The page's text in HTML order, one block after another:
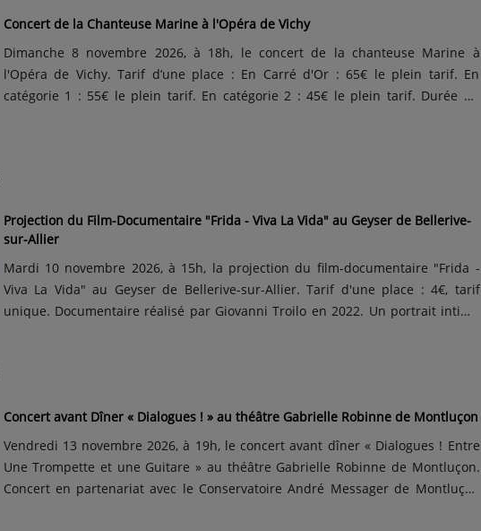
Concert de la Chanteuse Marine à l'Opéra de Vichy
Dimanche 8 novembre 2026, à 18h, le concert de la chanteuse Marine à
l'Opéra de Vichy. Tarif d’une place : En Carré d'Or : 65€ le plein tarif. En
catégorie 1 : 55€ le plein tarif. En catégorie 2 : 45€ le plein tarif. Durée du
Projection du Film-Documentaire "Frida - Viva La Vida" au Geyser de Bellerive-
sur-Allier
Mardi 10 novembre 2026, à 15h, la projection du film-documentaire "Frida -
Viva La Vida" au Geyser de Bellerive-sur-Allier. Tarif d'une place : 4€, tarif
unique. Documentaire réalisé par Giovanni Troilo en 2022. Un portrait intime
Concert avant Dîner « Dialogues ! » au théâtre Gabrielle Robinne de Montluçon
Vendredi 13 novembre 2026, à 19h, le concert avant dîner « Dialogues ! Entre
Une Trompette et une Guitare » au théâtre Gabrielle Robinne de Montluçon.
Concert en partenariat avec le Conservatoire André Messager de Montluçon